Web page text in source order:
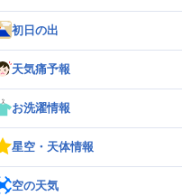
初日の出
天気痛予報
お洗濯情報
星空・天体情報
空の天気